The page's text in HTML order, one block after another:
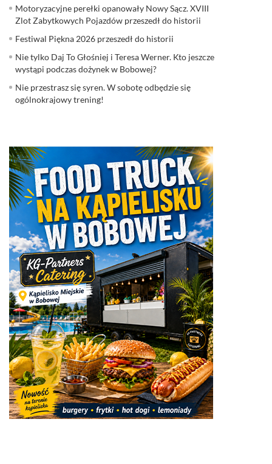
Motoryzacyjne perełki opanowały Nowy Sącz. XVIII
Zlot Zabytkowych Pojazdów przeszedł do historii
Festiwal Piękna 2026 przeszedł do historii
Nie tylko Daj To Głośniej i Teresa Werner. Kto jeszcze
wystąpi podczas dożynek w Bobowej?
Nie przestrasz się syren. W sobotę odbędzie się
ogólnokrajowy trening!